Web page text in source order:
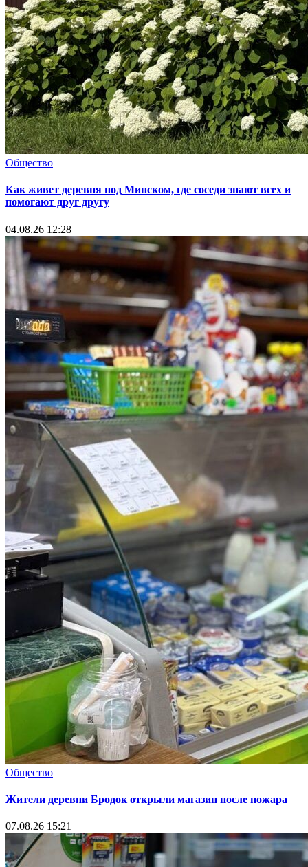
Общество
Как живет деревня под Минском, где соседи знают всех и
помогают друг другу
04.08.26 12:28
Общество
Жители деревни Бродок открыли магазин после пожара
07.08.26 15:21